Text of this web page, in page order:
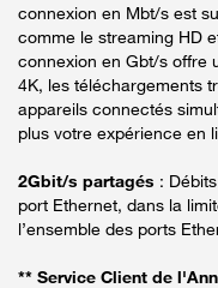
connexion en Mbt/s est
comme le streaming HD
connexion en Gbt/s offre
4K, les téléchargements
appareils connectés
plus votre expérience en
2Gbit/s partagés :
port Ethernet, dans la
l’ensemble des ports
** Service Client de